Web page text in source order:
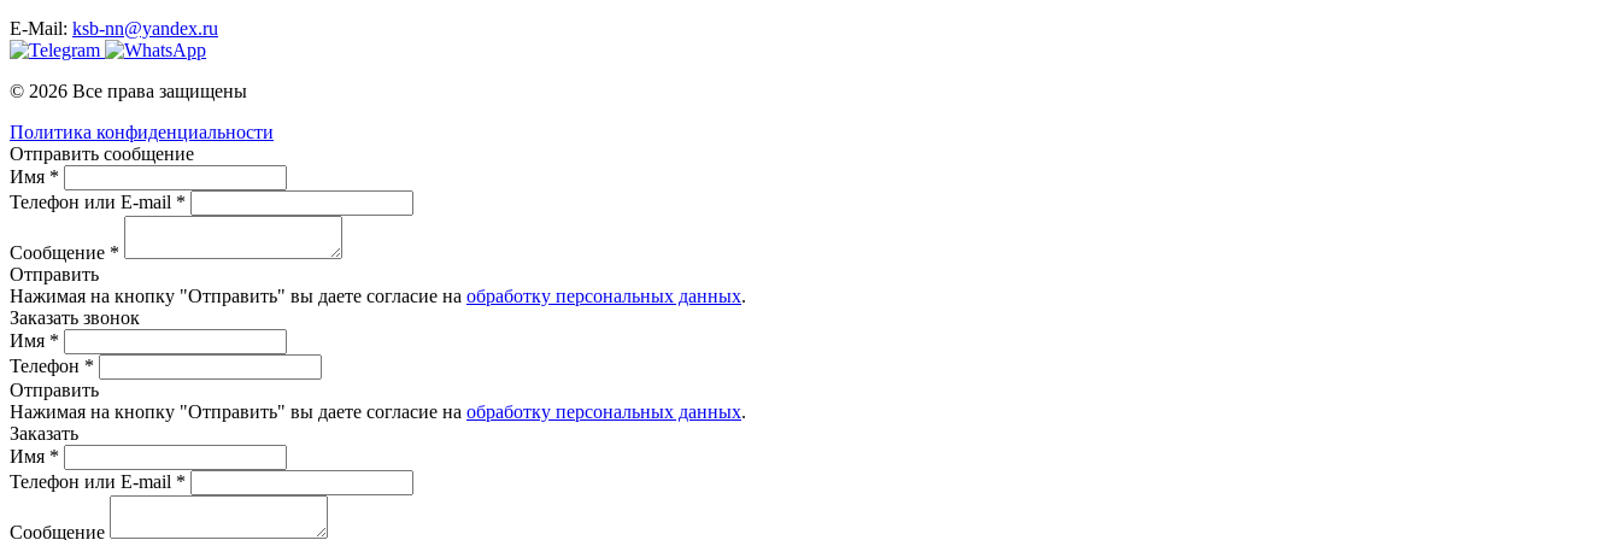
E-Mail: ksb-nn@yandex.ru
© 2026 Все права защищены
Политика конфиденциальности
Отправить сообщение
Имя *
Телефон или E-mail *
Сообщение *
Отправить
Нажимая на кнопку "Отправить" вы даете согласие на обработку персональных данных.
Заказать звонок
Имя *
Телефон *
Отправить
Нажимая на кнопку "Отправить" вы даете согласие на обработку персональных данных.
Заказать
Имя *
Телефон или E-mail *
Сообщение